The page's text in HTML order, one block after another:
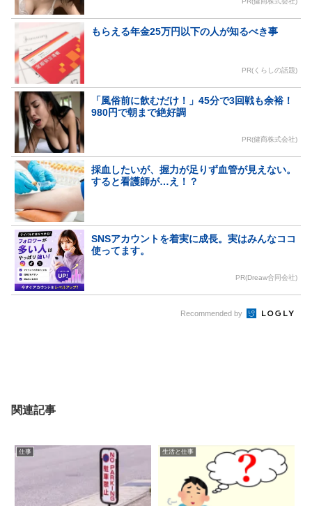
もらえる年金25万円以下の人が知るべき事
PR(くらしの話題)
「風俗前に飲むだけ！」45分で3回戦も余裕！
980円で朝まで絶好調
PR(健商株式会社)
採血したいが、握力が足りず血管が見えない。
すると看護師が…え！？
SNSアカウントを着実に成長。実はみんなココ
使ってます。
PR(Dreaw合同会社)
Recommended by
関連記事
仕事 生活と仕事